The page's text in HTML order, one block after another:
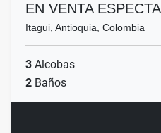
EN VENTA
Itagui, Antioquia, Colombia
3 Alcobas
2 Baños